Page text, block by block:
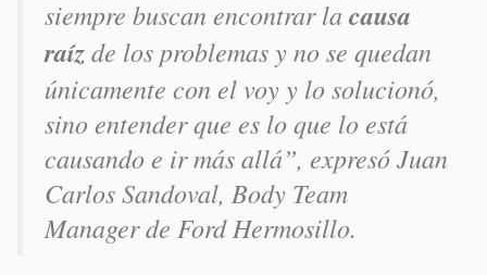
siempre buscan encontrar lacausa
raízde los problemas y no se quedan
únicamente con el voy y lo solucionó,
sino entender que es lo que lo está
causando e ir más allá”, expresó Juan
Carlos Sandoval, Body Team
Manager de Ford Hermosillo.